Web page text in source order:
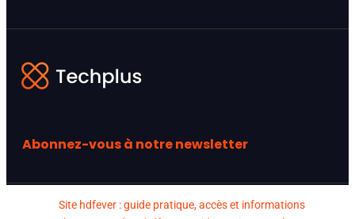
Abonnez-vous à notre newsletter
Site hdfever : guide pratique, accès et informations